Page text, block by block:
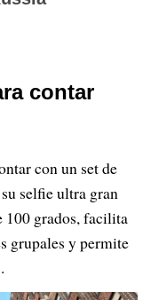
contar
con un set de
selfie ultra gran
100 grados, facilita
grupales y permite